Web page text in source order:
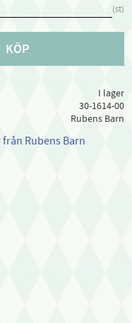
st
KÖP
I lager
30-1614-00
Rubens Barn
Rubens Barn